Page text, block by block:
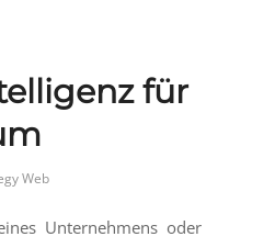
für
Web
Unternehmens oder